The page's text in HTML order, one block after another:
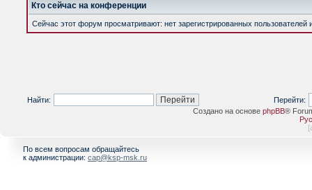
Кто сейчас на конференции
Сейчас этот форум просматривают: нет зарегистрированных пользователей
Найти:
Перейти:
Создано на основе phpBB®
[
По всем вопросам обращайтесь
к администрации: cap@ksp-msk.ru